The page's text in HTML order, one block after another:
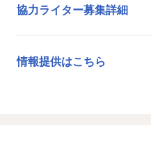
協力ライター募集詳細
情報提供はこちら